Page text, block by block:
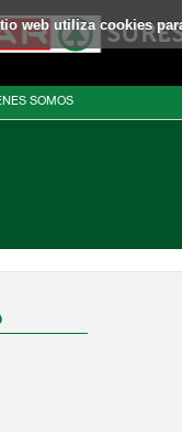
web utiliza cookies
SOMOS